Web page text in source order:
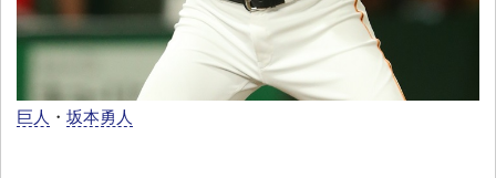
巨人 ・ 坂本勇人